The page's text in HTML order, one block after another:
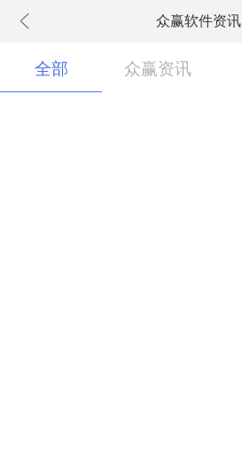
众赢软件资讯
全部 众赢资讯